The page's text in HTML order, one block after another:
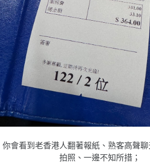
你會看到老香港人翻著報紙、 熟客高聲
拍照、一邊不知所措；